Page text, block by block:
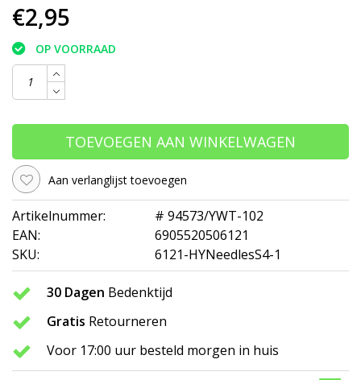
€2,95
OP VOORRAAD
TOEVOEGEN AAN WINKELWAGEN
Aan verlanglijst toevoegen
Artikelnummer:
# 94573/YWT-102
EAN:
6905520506121
SKU:
6121-HYNeedlesS4-1
30 Dagen Bedenktijd
Gratis Retourneren
Voor 17:00 uur besteld morgen in huis